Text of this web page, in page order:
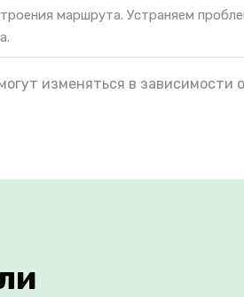
маршрута. Устраняем
изменяться в